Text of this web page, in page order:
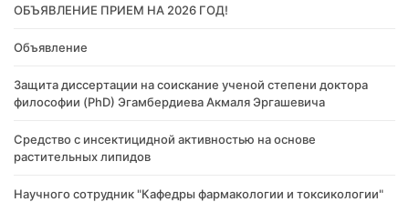
ОБЪЯВЛЕНИЕ ПРИЕМ НА 2026 ГОД!
Объявление
Защита диссертации на соискание ученой степени доктора
философии (PhD) Эгамбердиева Акмаля Эргашевича
Cредство с инсектицидной активностью на основе
растительных липидов
Научного сотрудник "Кафедры фармакологии и токсикологии"